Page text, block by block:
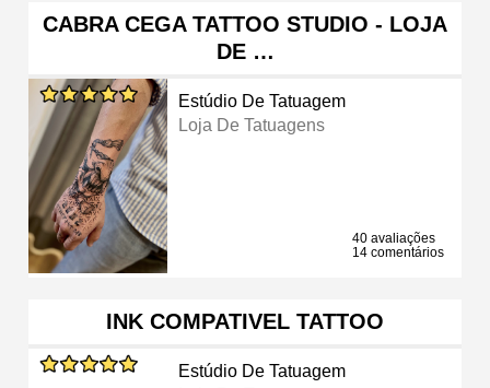
CABRA CEGA TATTOO STUDIO - LOJA
DE …
Estúdio De Tatuagem
Loja De Tatuagens
40 avaliações
14 comentários
INK COMPATIVEL TATTOO
Estúdio De Tatuagem